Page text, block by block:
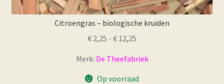
Citroengras – biologische kruiden
€ 2,25 - € 12,25
tot
€ 12,25
Merk: De Theefabriek
Op voorraad